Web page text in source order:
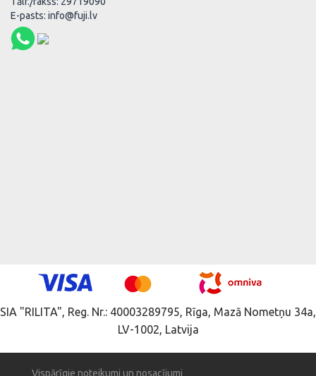
E-pasts: info@fuji.lv
SIA "RILITA", Reg. Nr.: 40003289795, Rīga, Mazā Nometņu 34a,
LV-1002, Latvija
Vispārīgie noteikumi un nosacījumi